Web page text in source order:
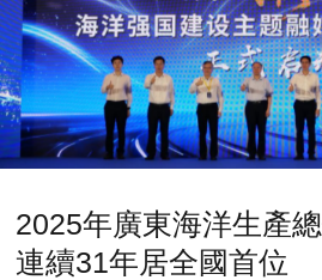
2025年廣東海洋生產
連續31年居全國首位